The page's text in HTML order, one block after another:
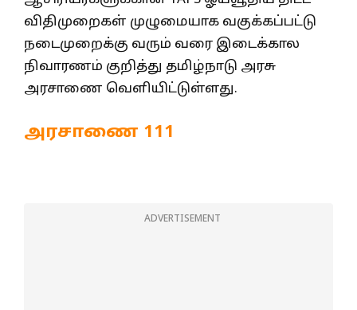
விதிமுறைகள் முழுமையாக வகுக்கப்பட்டு
நடைமுறைக்கு வரும் வரை இடைக்கால
நிவாரணம் குறித்து தமிழ்நாடு அரசு
அரசாணை வெளியிட்டுள்ளது.
அரசாணை 111
ADVERTISEMENT